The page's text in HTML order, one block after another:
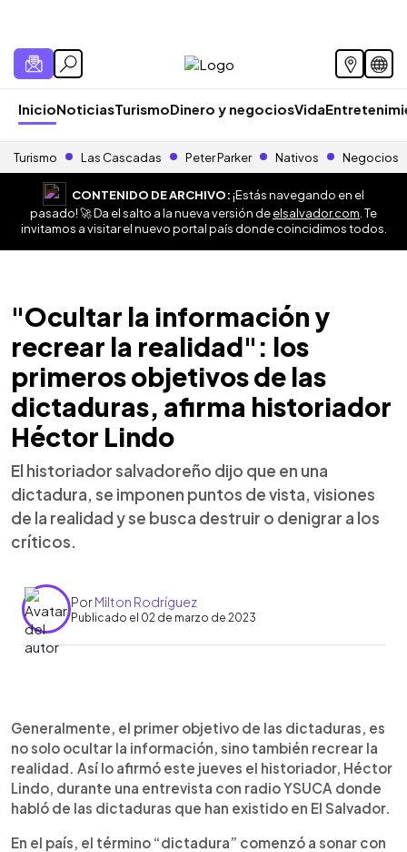
InicioNoticiasTurismoDinero y negociosVida
Turismo Las Cascadas Peter Parker Nativos Negocios
CONTENIDO DE ARCHIVO:¡Estás navegando en el
pasado! 🚀 Da el salto a la nueva versión deelsalvador.com . Te
invitamos a visitar el nuevo portal país donde coincidimos todos.
"Ocultar la información y
recrear la realidad": los
primeros objetivos de las
dictaduras, afirma historiador
Héctor Lindo
El historiador salvadoreño dijo que en una
dictadura, se imponen puntos de vista, visiones
de la realidad y se busca destruir o denigrar a los
críticos.
PorMilton Rodríguez
Publicado el 02 de marzo de 2023
► Escuchar artículo
Generalmente, el primer objetivo de las dictaduras, es
no solo ocultar la información, sino también recrear la
realidad. Así lo afirmó este jueves el historiador, Héctor
Lindo, durante una entrevista con radio YSUCA donde
habló de las dictaduras que han existido en El Salvador.
En el país, el término “dictadura” comenzó a sonar con